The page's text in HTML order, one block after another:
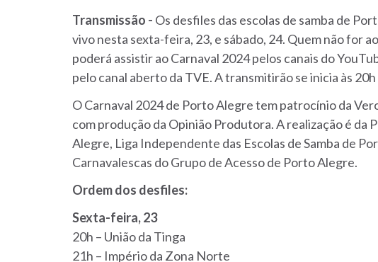
Transmissão - Os desfiles das escolas de samba de
vivo nesta sexta-feira, 23, e sábado, 24. Quem não for
poderá assistir ao Carnaval 2024 pelos canais do
pelo canal aberto da TVE. A transmitirão se inicia às 20h
O Carnaval 2024 de Porto Alegre tem patrocínio da
com produção da Opinião Produtora. A realização é da
Alegre, Liga Independente das Escolas de Samba de
Carnavalescas do Grupo de Acesso de Porto Alegre.
Ordem dos desfiles:
Sexta-feira, 23
20h – União da Tinga
21h – Império da Zona Norte